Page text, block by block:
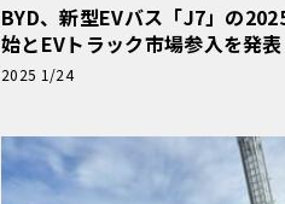
BYD、新型EVバス「J7」の
始とEVトラック市場参入を発
ふれる商用EV車両の販売を強化
2025 1/24